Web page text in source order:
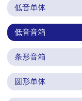
低音单体
低音音箱
条形音箱
圆形单体